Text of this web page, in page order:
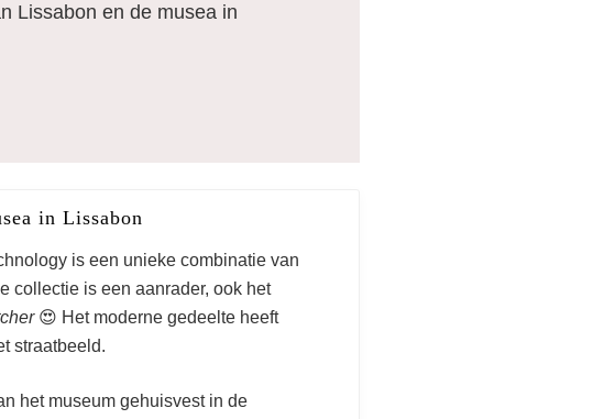
Lissabon en de musea in
in Lissabon
is een unieke combinatie van
collectie is een aanrader, ook het
😍 Het moderne gedeelte heeft
straatbeeld.
het museum gehuisvest in de